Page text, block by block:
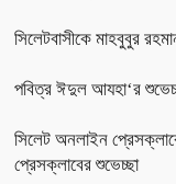
সিলেটবাসীকে মাহবুবুর
পবিত্র ঈদুল আযহা‘র
সিলেট অনলাইন
প্রেসক্লাবের শুভেচ্ছা